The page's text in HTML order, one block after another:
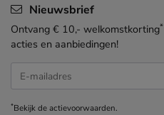
Nieuwsbrief
Ontvang € 10,- welkomstkorting*
acties en aanbiedingen!
E-mailadres
*Bekijk deactievoorwaarden.